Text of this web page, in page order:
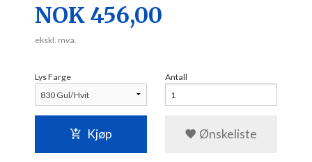
Pris
NOK 456,00
ekskl. mva.
Lys Farge Antall
Kjøp Ønskeliste